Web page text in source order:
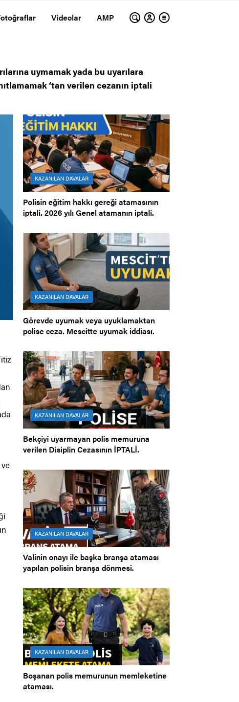
Videolar AMP
uymamak yada bu uyarılara
‘tan verilen cezanın iptali
KAZANILAN DAVALAR
Polisin eğitim hakkı gereği atamasının
iptali. 2026 yılı Genel atamanın iptali.
KAZANILAN DAVALAR
Görevde uyumak veya uyuklamaktan
polise ceza. Mescitte uyumak iddiası.
KAZANILAN DAVALAR
Bekçiyi uyarmayan polis memuruna
verilen Disiplin Cezasının İPTALİ.
KAZANILAN DAVALAR
Valinin onayı ile başka branşa ataması
yapılan polisin branşa dönmesi.
KAZANILAN DAVALAR
Boşanan polis memurunun memleketine
ataması.